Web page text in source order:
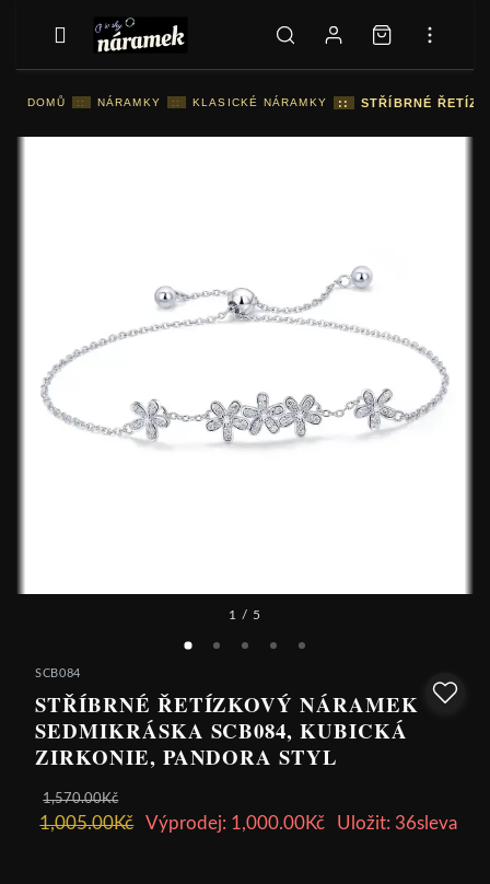
DOMŮ :: NÁRAMKY :: KLASICKÉ NÁRAMKY :: STŘÍBRNÉ
1 / 5
SCB084
STŘÍBRNÉ ŘETÍZKOVÝ NÁRAMEK
SEDMIKRÁSKA SCB084, KUBICKÁ
ZIRKONIE, PANDORA STYL
1,570.00Kč
1,005.00Kč Výprodej: 1,000.00Kč Uložit: 36sleva